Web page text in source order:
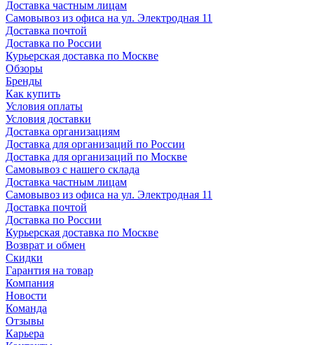
Доставка частным лицам
Самовывоз из офиса на ул. Электродная 11
Доставка почтой
Доставка по России
Курьерская доставка по Москве
Обзоры
Бренды
Как купить
Условия оплаты
Условия доставки
Доставка организациям
Доставка для организаций по России
Доставка для организаций по Москве
Самовывоз с нашего склада
Доставка частным лицам
Самовывоз из офиса на ул. Электродная 11
Доставка почтой
Доставка по России
Курьерская доставка по Москве
Возврат и обмен
Скидки
Гарантия на товар
Компания
Новости
Команда
Отзывы
Карьера